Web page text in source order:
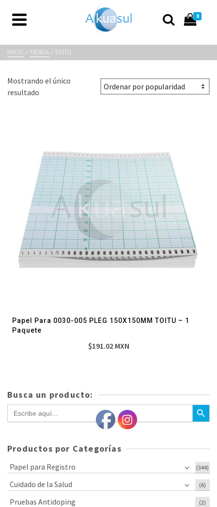
0
INICIO » TIENDA » TOITU
Mostrando el único
resultado
Papel Para 0030-005 PLEG 150X150MM TOITU – 1
Paquete
$191.02MXN
Busca un producto:
Buscar: Botón de
Productos por Categorías
Papel para Registro (344)
Cuidado de la Salud (6)
Pruebas Antidoping (2)